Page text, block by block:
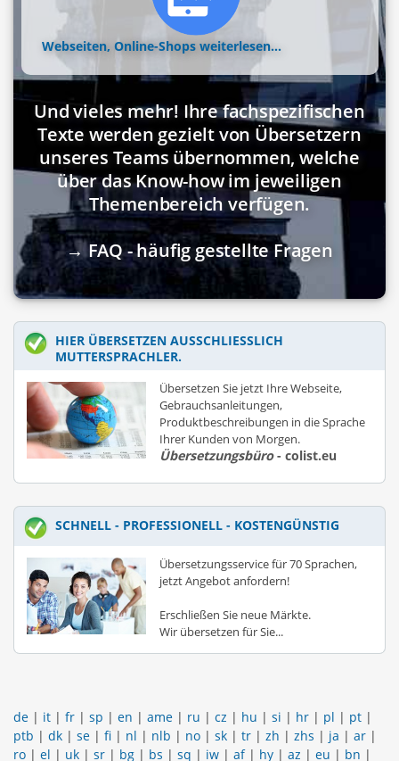
Webseiten, Online-Shops weiterlesen...
Und vieles mehr! Ihre fachspezifischen
Texte werden gezielt von Übersetzern
unseres Teams übernommen, welche
über das Know-how im jeweiligen
Themenbereich verfügen.
→ FAQ - häufig gestellte Fragen
HIER ÜBERSETZEN AUSSCHLIESSLICH M
UTTERSPRACHLER.
Übersetzen Sie jetzt Ihre Webseite,
Gebrauchsanleitungen,
Produktbeschreibungen in die Sprache
Ihrer Kunden von Morgen.
Übersetzungsbüro- colist.eu
SCHNELL - PROFESSIONELL - KOSTENGÜNSTIG
Übersetzungsservice für 70 Sprachen,
jetzt Angebot anfordern!
Erschließen Sie neue Märkte.
Wir übersetzen für Sie...
de | it | fr | sp | en | ame | ru | cz | hu | si | hr | pl | pt |
ptb | dk | se | fi | nl | nlb | no | sk | tr | zh | zhs | ja | ar |
ro | el | uk | sr | bg | bs | sq | iw | af| hy | az | eu | bn |